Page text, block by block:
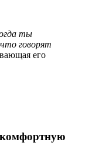
ты
говорят
его
комфортную